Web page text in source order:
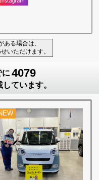
ある場合は、
いただけます。
に 4079
ています。